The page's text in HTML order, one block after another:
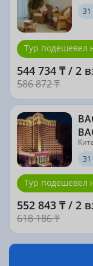
31
Тур подешевел
544 734 ₸ / 2
586 872 ₸
31
Тур подешевел
552 843 ₸ / 2
618 186 ₸